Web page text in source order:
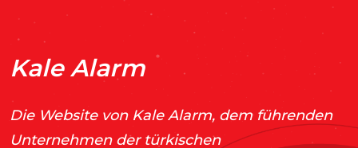
Kale Alarm
Die Website von Kale Alarm, dem führenden
Unternehmen der türkischen